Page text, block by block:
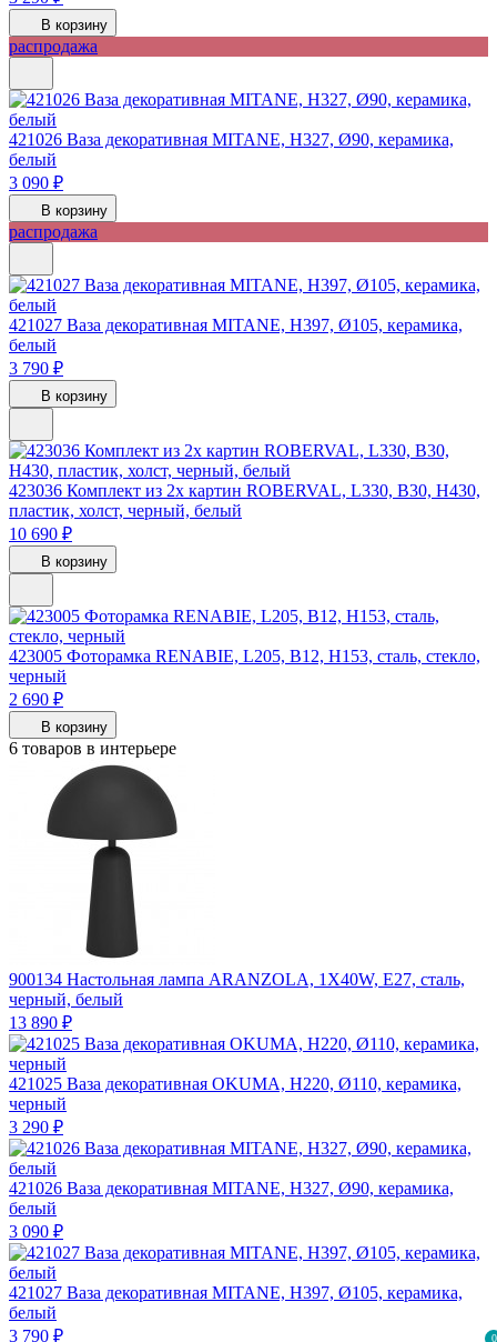
0
В корзину
распродажа
421026 Ваза декоративная MITANE, H327, Ø90, керамика,
белый
3 090 ₽
В корзину
распродажа
421027 Ваза декоративная MITANE, H397, Ø105, керамика,
белый
3 790 ₽
В корзину
423036 Комплект из 2х картин ROBERVAL, L330, B30, H430,
пластик, холст, черный, белый
10 690 ₽
В корзину
423005 Фоторамка RENABIE, L205, B12, H153, сталь, стекло,
черный
2 690 ₽
В корзину
6 товаров в интерьере
900134 Настольная лампа ARANZOLA, 1X40W, E27, сталь,
черный, белый
13 890 ₽
421025 Ваза декоративная OKUMA, H220, Ø110, керамика,
черный
3 290 ₽
421026 Ваза декоративная MITANE, H327, Ø90, керамика,
белый
3 090 ₽
421027 Ваза декоративная MITANE, H397, Ø105, керамика,
белый
3 790 ₽